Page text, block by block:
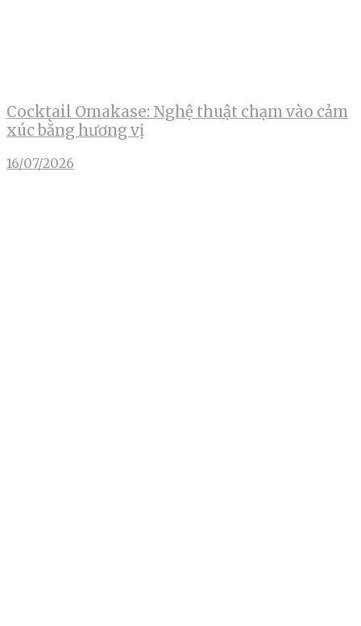
Cocktail Omakase: Nghệ thuật chạm vào cảm
xúc bằng hương vị
16/07/2026